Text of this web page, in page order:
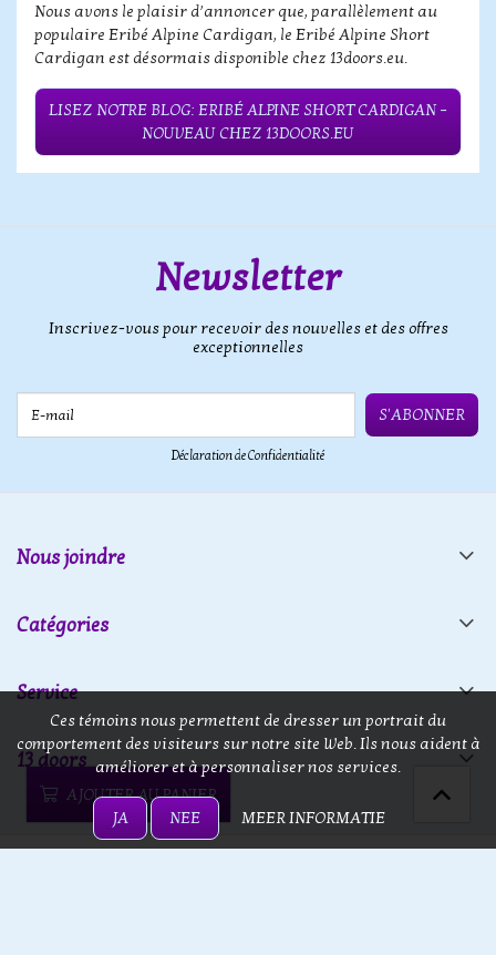
AJOUTER AU PANIER
Nous avons le plaisir d’annoncer que, parallèlement au
populaire Eribé Alpine Cardigan, le Eribé Alpine Short
Cardigan est désormais disponible chez 13doors.eu.
LISEZ NOTRE BLOG: ERIBÉ ALPINE SHORT CARDIGAN –
NOUVEAU CHEZ 13DOORS.EU
Newsletter
Inscrivez-vous pour recevoir des nouvelles et des offres
exceptionnelles
S'ABONNER
Déclaration de Confidentialité
Nous joindre
Catégories
Service
13 doors
Ces témoins nous permettent de dresser un portrait du
comportement des visiteurs sur notre site Web. Ils nous aident à
améliorer et à personnaliser nos services.
JA NEE MEER INFORMATIE